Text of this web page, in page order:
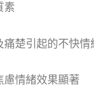
素
楚引起的不快情
情緒效果顯著